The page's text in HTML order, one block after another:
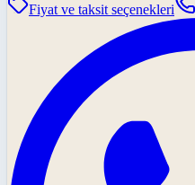
Fiyat ve taksit seçenekleri